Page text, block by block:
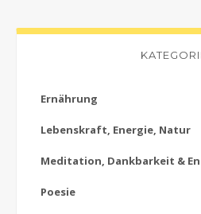
Ernährung
Lebenskraft, Energie, Natur
Meditation, Dankbarkeit &
Poesie